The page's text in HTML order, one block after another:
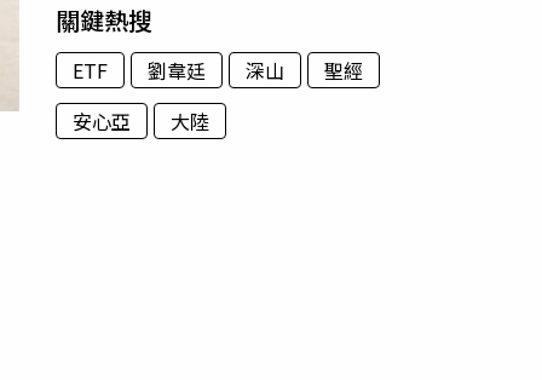
關鍵熱搜
ETF 劉韋廷 深山
聖經
安心亞
大陸